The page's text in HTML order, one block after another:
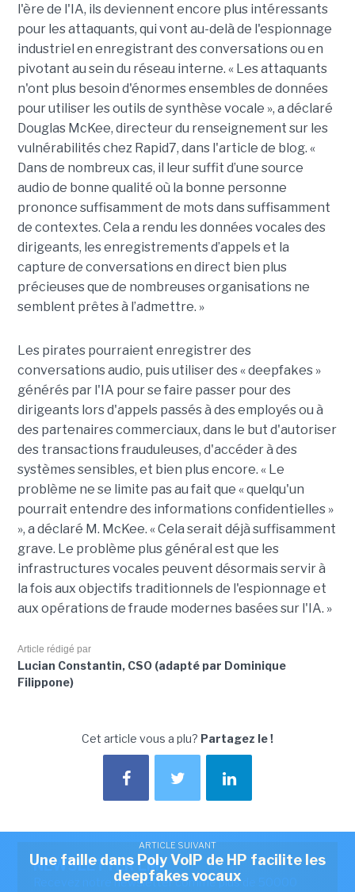
ARTICLE SUIVANT
Une faille dans Poly VoIP de HP facilite les
deepfakes vocaux
l'ère de l'IA, ils deviennent encore plus intéressants
pour les attaquants, qui vont au-delà de l'espionnage
industriel en enregistrant des conversations ou en
pivotant au sein du réseau interne. « Les attaquants
n'ont plus besoin d'énormes ensembles de données
pour utiliser les outils de synthèse vocale », a déclaré
Douglas McKee, directeur du renseignement sur les
vulnérabilités chez Rapid7, dans l'article de blog. «
Dans de nombreux cas, il leur suffit d’une source
audio de bonne qualité où la bonne personne
prononce suffisamment de mots dans suffisamment
de contextes. Cela a rendu les données vocales des
dirigeants, les enregistrements d’appels et la
capture de conversations en direct bien plus
précieuses que de nombreuses organisations ne
semblent prêtes à l’admettre. »
Les pirates pourraient enregistrer des
conversations audio, puis utiliser des « deepfakes »
générés par l'IA pour se faire passer pour des
dirigeants lors d'appels passés à des employés ou à
des partenaires commerciaux, dans le but d'autoriser
des transactions frauduleuses, d'accéder à des
systèmes sensibles, et bien plus encore. « Le
problème ne se limite pas au fait que « quelqu'un
pourrait entendre des informations confidentielles »
», a déclaré M. McKee. « Cela serait déjà suffisamment
grave. Le problème plus général est que les
infrastructures vocales peuvent désormais servir à
la fois aux objectifs traditionnels de l'espionnage et
aux opérations de fraude modernes basées sur l'IA. »
Article rédigé par
Lucian Constantin, CSO (adapté par Dominique
Filippone)
Cet article vous a plu? Partagez le !
NEWSLETTER LMI
Recevez notre newsletter comme plus de 50000